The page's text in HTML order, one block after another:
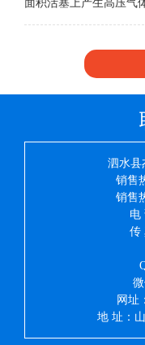
面积活塞上产生高压气
泗水县
销售
销售
电
传
网址
地 址：